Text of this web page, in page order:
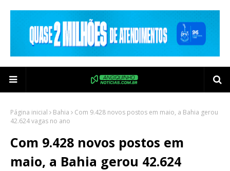
Página inicial Bahia
Com 9.428 novos postos em maio, a Bahia gerou
42.624 vagas no ano
Com 9.428 novos postos em
maio, a Bahia gerou 42.624